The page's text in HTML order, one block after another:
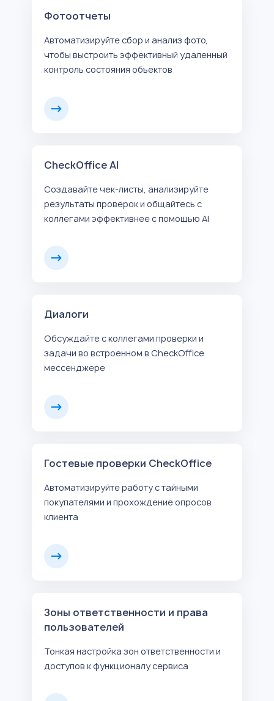
Фотоотчеты
Автоматизируйте сбор и анализ фото,
чтобы выстроить эффективный удаленный
контроль состояния объектов
CheckOffice AI
Создавайте чек-листы, анализируйте
результаты проверок и общайтесь с
коллегами эффективнее с помощью AI
Диалоги
Обсуждайте с коллегами проверки и
задачи во встроенном в CheckOffice
мессенджере
Гостевые проверки CheckOffice
Автоматизируйте работу с тайными
покупателями и прохождение опросов
клиента
Зоны ответственности и права
пользователей
Тонкая настройка зон ответственности и
доступов к функционалу сервиса